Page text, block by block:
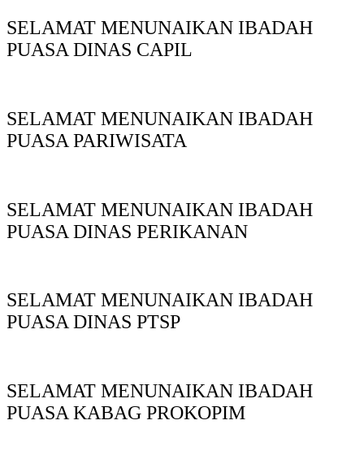
SELAMAT MENUNAIKAN IBADAH
PUASA DINAS CAPIL
SELAMAT MENUNAIKAN IBADAH
PUASA PARIWISATA
SELAMAT MENUNAIKAN IBADAH
PUASA DINAS PERIKANAN
SELAMAT MENUNAIKAN IBADAH
PUASA DINAS PTSP
SELAMAT MENUNAIKAN IBADAH
PUASA KABAG PROKOPIM